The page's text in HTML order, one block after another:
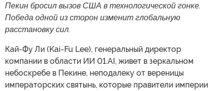
Пекин бросил вызов США в технологической гонке.
Победа одной из сторон изменит глобальную
расстановку сил.
Кай-Фу Ли (Kai-Fu Lee), генеральный директор
компании в области ИИ 01.AI, живет в зеркальном
небоскребе в Пекине, неподалеку от вереницы
императорских святынь, которые правители империи